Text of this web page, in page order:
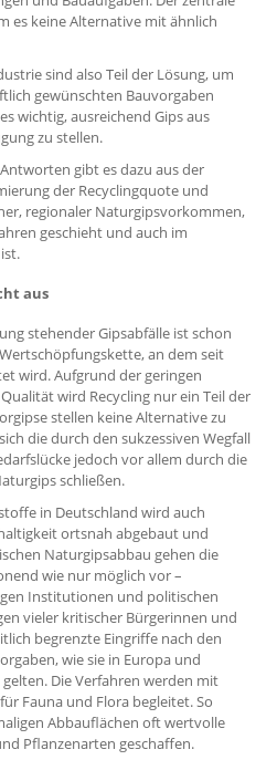
es keine Alternative mit ähnlich
sind also Teil der Lösung, um
gewünschten Bauvorgaben
wichtig, ausreichend Gips aus
zu stellen.
gibt es dazu aus der
der Recyclingquote und
regionaler Naturgipsvorkommen,
geschieht und auch im
aus
stehender Gipsabfälle ist schon
an dem seit
wird. Aufgrund der geringen
wird Recycling nur ein Teil der
stellen keine Alternative zu
die durch den sukzessiven Wegfall
jedoch vor allem durch die
schließen.
in Deutschland wird auch
ortsnah abgebaut und
Naturgipsabbau gehen die
wie nur möglich vor –
Institutionen und politischen
vieler kritischer Bürgerinnen und
begrenzte Eingriffe nach den
wie sie in Europa und
Die Verfahren werden mit
Fauna und Flora begleitet. So
Abbauflächen oft wertvolle
Pflanzenarten geschaffen.